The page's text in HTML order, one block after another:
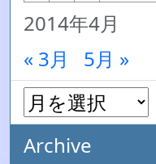
2014年4月
« 3月 5月 »
Archive